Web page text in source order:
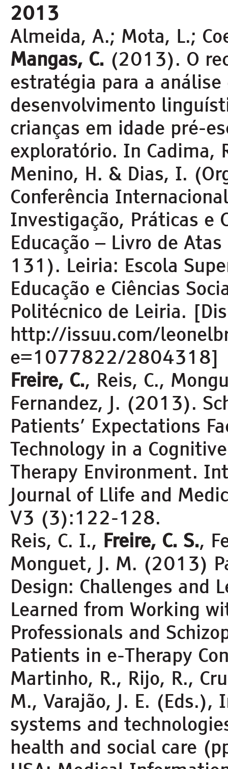
2013
Almeida, A.; Mota, L.;
Mangas, C. (2013). O
estratégia para a análise
desenvolvimento
crianças em idade pré-
exploratório. In Cadima,
Menino, H. & Dias, I.
Conferência
Investigação, Práticas e
Educação – Livro de
131). Leiria: Escola
Educação e Ciências
Politécnico de Leiria.
http://issuu.com/
e=1077822/2804318]
Freire, C., Reis, C.,
Fernandez, J. (2013).
Patients’ Expectations
Technology in a
Therapy Environment.
Journal of Llife and
V3 (3):122-128.
Reis, C. I., Freire, C. S.,
Monguet, J. M. (2013)
Design: Challenges and
Learned from Working
Professionals and
Patients in e-Therapy
Martinho, R., Rijo, R.,
M., Varajão, J. E. (Eds.),
systems and
health and social care